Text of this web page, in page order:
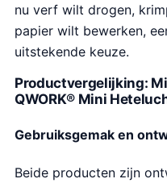
nu verf wilt drogen,
papier wilt bewerken,
uitstekende keuze.
Productvergelijking:
QWORK® Mini
Gebruiksgemak en
Beide producten zijn